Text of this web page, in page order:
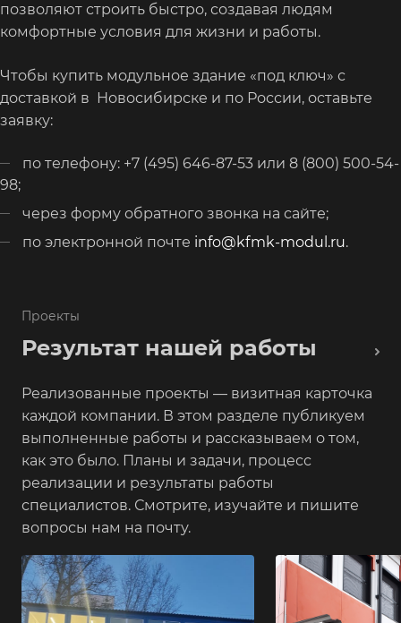
позволяют строить быстро, создавая людям
комфортные условия для жизни и работы.
Чтобы купить модульное здание «под ключ» с
доставкой в Новосибирске и по России, оставьте
заявку:
по телефону: +7 (495) 646-87-53 или 8 (800) 500-54-
98;
через форму обратного звонка на сайте;
по электронной почте info@kfmk-modul.ru.
Проекты
Результат нашей работы
Реализованные проекты — визитная карточка
каждой компании. В этом разделе публикуем
выполненные работы и рассказываем о том,
как это было. Планы и задачи, процесс
реализации и результаты работы
специалистов. Смотрите, изучайте и пишите
вопросы нам на почту.